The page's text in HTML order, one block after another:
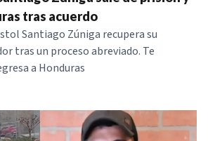
NOTICIAS
SERIES
tras acuerdo
Santiago Zúniga recupera su
tras un proceso abreviado. Te
a Honduras